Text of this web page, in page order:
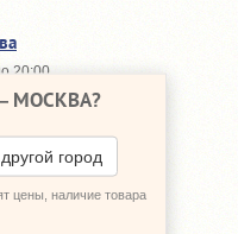
МОСКВА?
город
цены, наличие товара
20:00